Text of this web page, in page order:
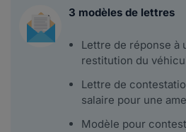
3 modèles de lettres
Lettre de réponse à
restitution du
Lettre de
salaire pour une
Modèle pour